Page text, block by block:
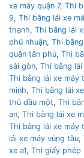
xe máy quận 7, Thi
9, Thi bằng lái xe
thạnh, Thi bằng lái
phú nhuận, Thi
quận tân phú, Thi
sài gòn, Thi bằng
Thi bằng lái xe máy
minh, Thi bằng lái
thủ dầu một, Thi
an, Thi bằng lái xe
Thi bằng lái xe máy
lái xe máy vũng tàu,
xe a1, Thi giấy phép